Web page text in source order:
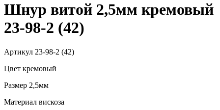
Шнур витой 2,5мм кремовый
23-98-2 (42)
Артикул 23-98-2 (42)
Цвет кремовый
Размер 2,5мм
Материал вискоза